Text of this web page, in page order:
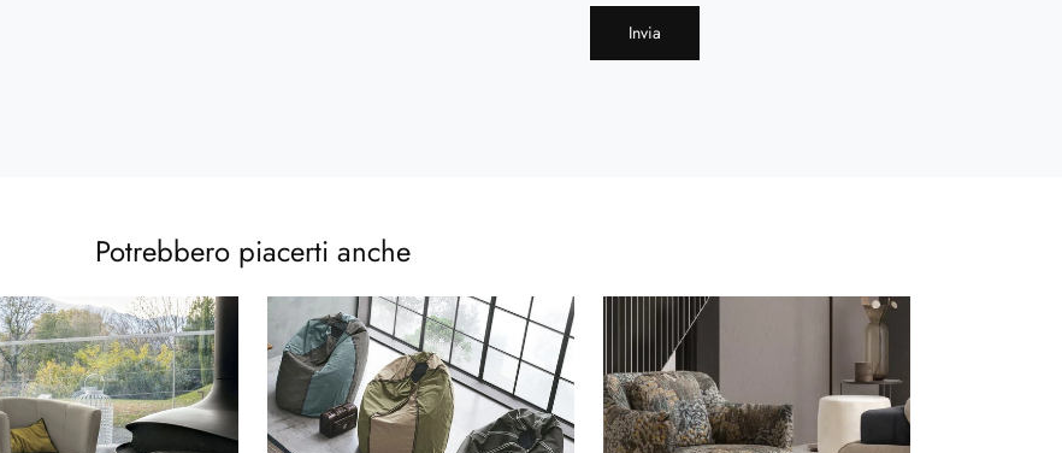
Invia
Potrebbero piacerti anche